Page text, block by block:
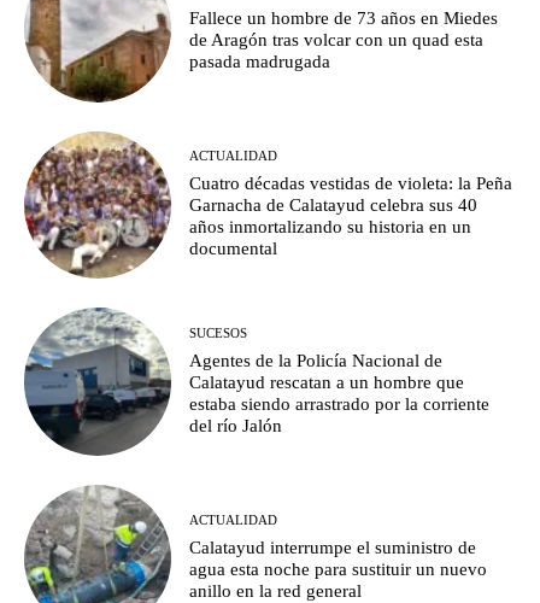
Fallece un hombre de 73 años en Miedes
de Aragón tras volcar con un quad esta
pasada madrugada
ACTUALIDAD
Cuatro décadas vestidas de violeta: la Peña
Garnacha de Calatayud celebra sus 40
años inmortalizando su historia en un
documental
SUCESOS
Agentes de la Policía Nacional de
Calatayud rescatan a un hombre que
estaba siendo arrastrado por la corriente
del río Jalón
ACTUALIDAD
Calatayud interrumpe el suministro de
agua esta noche para sustituir un nuevo
anillo en la red general